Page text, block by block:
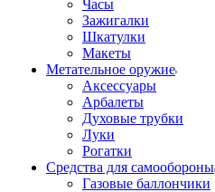
Часы
Зажигалки
Шкатулки
Макеты
Метательное оружие
Аксессуары
Арбалеты
Духовые трубки
Луки
Рогатки
Средства для самообороны
Газовые баллончики